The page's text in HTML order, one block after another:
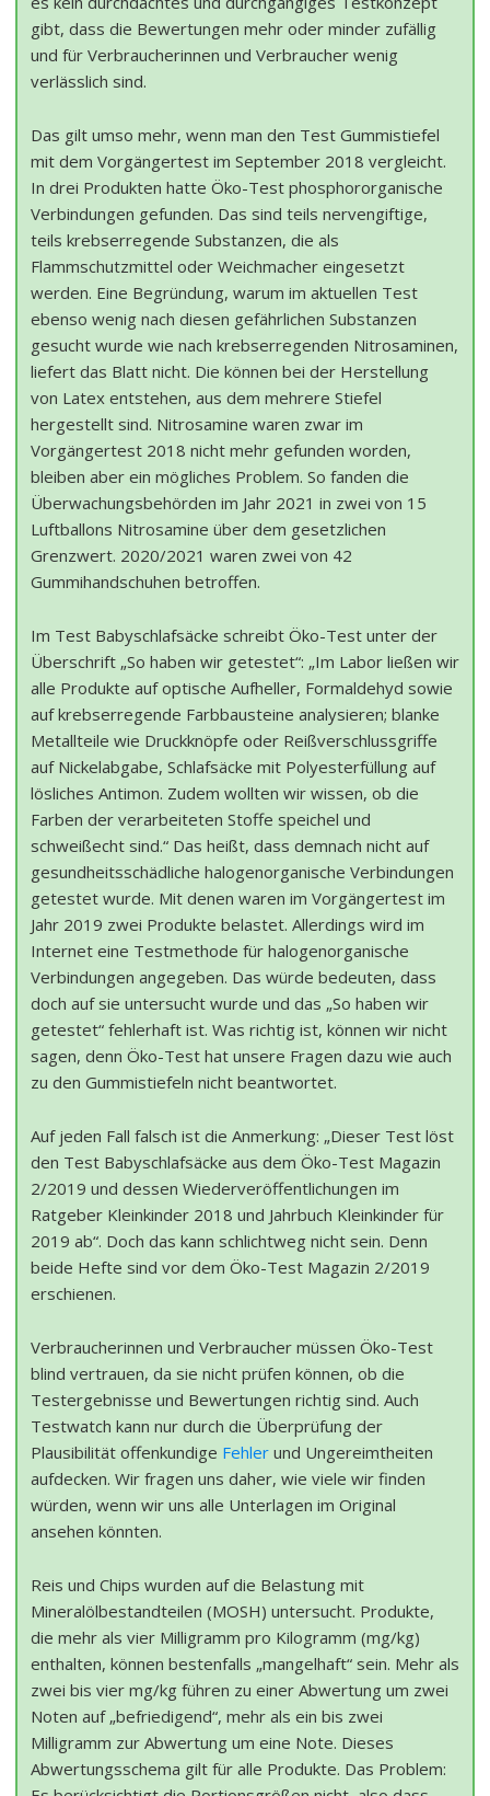
gibt, dass die Bewertungen mehr oder minder zufällig
und für Verbraucherinnen und Verbraucher wenig
verlässlich sind.
Das gilt umso mehr, wenn man den Test Gummistiefel
mit dem Vorgängertest im September 2018 vergleicht.
In drei Produkten hatte Öko-Test phosphororganische
Verbindungen gefunden. Das sind teils nervengiftige,
teils krebserregende Substanzen, die als
Flammschutzmittel oder Weichmacher eingesetzt
werden. Eine Begründung, warum im aktuellen Test
ebenso wenig nach diesen gefährlichen Substanzen
gesucht wurde wie nach krebserregenden Nitrosaminen,
liefert das Blatt nicht. Die können bei der Herstellung
von Latex entstehen, aus dem mehrere Stiefel
hergestellt sind. Nitrosamine waren zwar im
Vorgängertest 2018 nicht mehr gefunden worden,
bleiben aber ein mögliches Problem. So fanden die
Überwachungsbehörden im Jahr 2021 in zwei von 15
Luftballons Nitrosamine über dem gesetzlichen
Grenzwert. 2020/2021 waren zwei von 42
Gummihandschuhen betroffen.
Im Test Babyschlafsäcke schreibt Öko-Test unter der
Überschrift „So haben wir getestet“: „Im Labor ließen wir
alle Produkte auf optische Aufheller, Formaldehyd sowie
auf krebserregende Farbbausteine analysieren; blanke
Metallteile wie Druckknöpfe oder Reißverschlussgriffe
auf Nickelabgabe, Schlafsäcke mit Polyesterfüllung auf
lösliches Antimon. Zudem wollten wir wissen, ob die
Farben der verarbeiteten Stoffe speichel­ und
schweißecht sind.“ Das heißt, dass demnach nicht auf
gesundheitsschädliche halogenorganische Verbindungen
getestet wurde. Mit denen waren im Vorgängertest im
Jahr 2019 zwei Produkte belastet. Allerdings wird im
Internet eine Testmethode für halogenorganische
Verbindungen angegeben. Das würde bedeuten, dass
doch auf sie untersucht wurde und das „So haben wir
getestet“ fehlerhaft ist. Was richtig ist, können wir nicht
sagen, denn Öko-Test hat unsere Fragen dazu wie auch
zu den Gummistiefeln nicht beantwortet.
Auf jeden Fall falsch ist die Anmerkung: „Dieser Test löst
den Test Babyschlafsäcke aus dem Öko-Test Magazin
2/2019 und dessen Wiederveröffentlichungen im
Ratgeber Kleinkinder 2018 und Jahrbuch Kleinkinder für
2019 ab“. Doch das kann schlichtweg nicht sein. Denn
beide Hefte sind vor dem Öko-Test Magazin 2/2019
erschienen.
Verbraucherinnen und Verbraucher müssen Öko-Test
blind vertrauen, da sie nicht prüfen können, ob die
Testergebnisse und Bewertungen richtig sind. Auch
Testwatch kann nur durch die Überprüfung der
Plausibilität offenkundige Fehler und Ungereimtheiten
aufdecken. Wir fragen uns daher, wie viele wir finden
würden, wenn wir uns alle Unterlagen im Original
ansehen könnten.
Reis und Chips wurden auf die Belastung mit
Mineralölbestandteilen (MOSH) untersucht. Produkte,
die mehr als vier Milligramm pro Kilogramm (mg/kg)
enthalten, können bestenfalls „mangelhaft“ sein. Mehr als
zwei bis vier mg/kg führen zu einer Abwertung um zwei
Noten auf „befriedigend“, mehr als ein bis zwei
Milligramm zur Abwertung um eine Note. Dieses
Abwertungsschema gilt für alle Produkte. Das Problem: